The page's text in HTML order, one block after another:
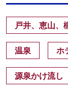
戸井、恵山、
温泉 ホ
源泉かけ流し